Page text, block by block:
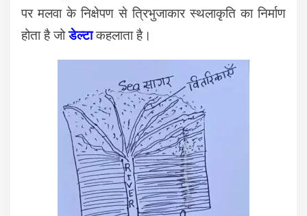
पर मलवा के निक्षेपण से त्रिभुजाकार स्थलाकृति का निर्माण
होता है जोडेल्टाकहलाता है।